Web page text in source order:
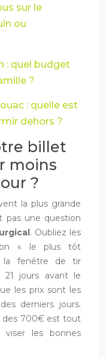
sur le
ou
: quel budget
?
: quelle est
dehors ?
billet
moins
?
la plus grande
pas une question
. Oubliez les
« le plus tôt
la fenêtre de tir
jours avant le
les prix sont les
derniers jours.
des 700€ est tout
les bonnes